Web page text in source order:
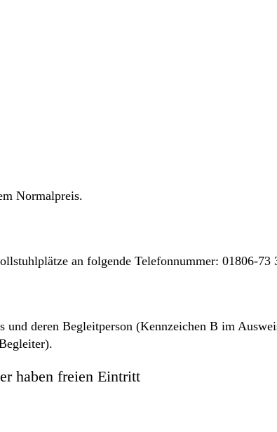
Normalpreis.
an folgende Telefonnummer: 01806-73
und deren Begleitperson (Kennzeichen B im
haben freien Eintritt